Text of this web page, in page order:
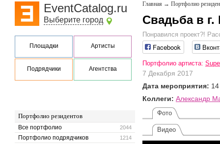
EventCatalog.ru
Выберите город
Площадки Артисты
Подрядчики Агентства
Портфолио резидентов
2044
Все портфолио
1214
Портфолио подрядчиков
Главная → Портфолио
Свадьба в
Понравился проект?!
Facebook
Портфолио артиста:
7 Декабря 2017
Дата мероприятия:
Коллеги: Александр
Фото
Видео